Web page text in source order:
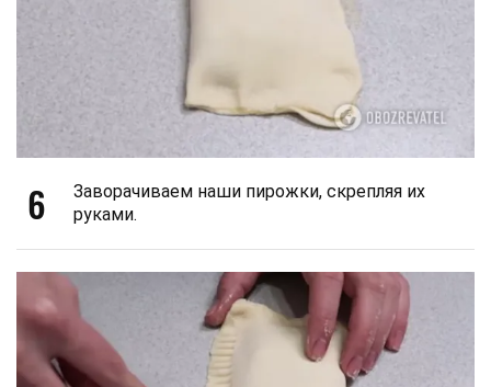
6
Заворачиваем наши пирожки, скрепляя их
руками.